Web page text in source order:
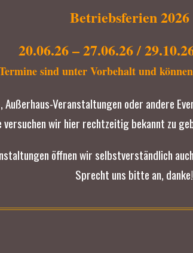
Betriebsferien 2026
20.06.26 – 27.06.26 /
sind unter Vorbehalt und
Veranstaltungen oder andere
versuchen wir hier rechtzeitig bekannt zu
öffnen wir selbstverständlich
Sprecht uns bitte an, danke!